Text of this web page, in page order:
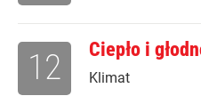
Ciepło i
Klimat
12